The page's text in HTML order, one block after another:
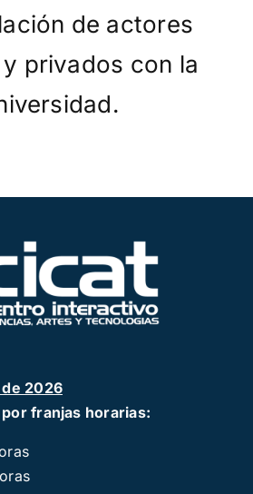
de actores
privados con la
2026
franjas horarias: